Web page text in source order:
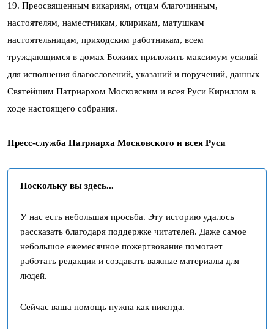
19. Преосвященным викариям, отцам благочинным,
настоятелям, наместникам, клирикам, матушкам
настоятельницам, приходским работникам, всем
труждающимся в домах Божиих приложить максимум усилий
для исполнения благословений, указаний и поручений, данных
Святейшим Патриархом Московским и всея Руси Кириллом в
ходе настоящего собрания.
Пресс-служба Патриарха Московского и всея Руси
Поскольку вы здесь...
У нас есть небольшая просьба. Эту историю удалось
рассказать благодаря поддержке читателей. Даже самое
небольшое ежемесячное пожертвование помогает
работать редакции и создавать важные материалы для
людей.
Сейчас ваша помощь нужна как никогда.